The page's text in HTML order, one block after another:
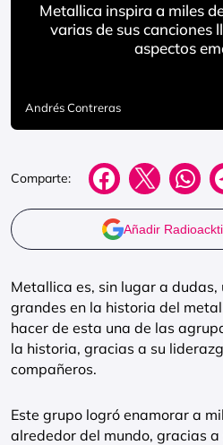
Metallica inspira a miles
varias de sus canciones
aspectos
Andrés Contreras
Comparte:
Añadir
Metallica es, sin lugar a
grandes en la historia del
hacer de esta una de las
la historia, gracias a su
compañeros.
Este grupo logró enamorar a
alrededor del mundo, gracias